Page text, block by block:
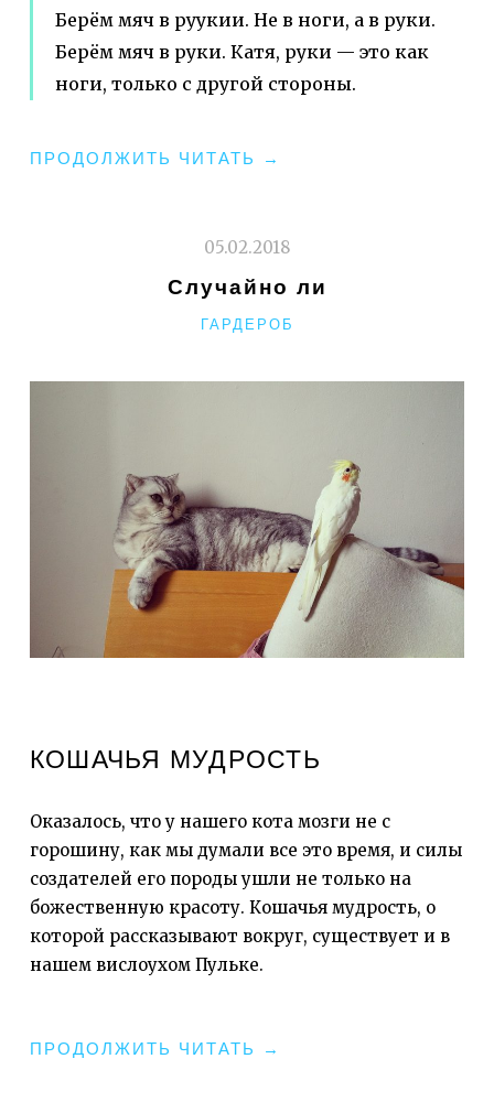
Берём мяч в руукии. Не в ноги, а в руки.
Берём мяч в руки. Катя, руки — это как
ноги, только с другой стороны.
ПРОДОЛЖИТЬ ЧИТАТЬ
"ПИЛАТЕС
→
05.02.2018
Случайно ли
РУБРИКИ
ГАРДЕРОБ
КОШАЧЬЯ МУДРОСТЬ
Оказалось, что у нашего кота мозги не с
горошину, как мы думали все это время, и силы
создателей его породы ушли не только на
божественную красоту. Кошачья мудрость, о
которой рассказывают вокруг, существует и в
нашем вислоухом Пульке.
ПРОДОЛЖИТЬ ЧИТАТЬ
"СЛУЧАЙНО
→